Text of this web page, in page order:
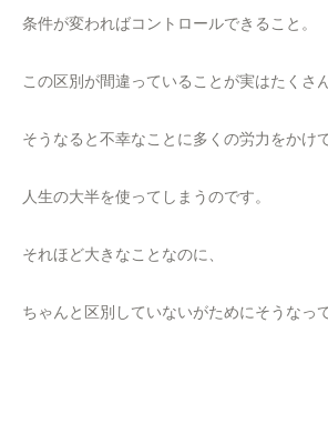
条件が変わればコントロールできること。
この区別が間違っていることが実はたくさ
そうなると不幸なことに多くの労力をかけ
人生の大半を使ってしまうのです。
それほど大きなことなのに、
ちゃんと区別していないがためにそうなっ